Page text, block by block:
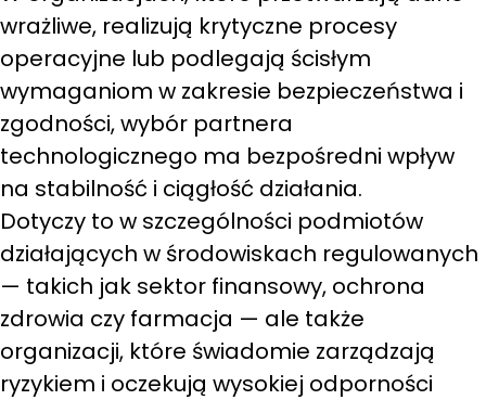
wrażliwe, realizują krytyczne procesy
operacyjne lub podlegają ścisłym
wymaganiom w zakresie bezpieczeństwa i
zgodności, wybór partnera
technologicznego ma bezpośredni wpływ
na stabilność i ciągłość działania.
Dotyczy to w szczególności podmiotów
działających w środowiskach regulowanych
— takich jak sektor finansowy, ochrona
zdrowia czy farmacja — ale także
organizacji, które świadomie zarządzają
ryzykiem i oczekują wysokiej odporności